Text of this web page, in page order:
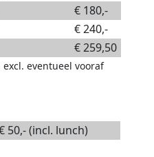
€ 180,-
€ 240,-
€ 259,50
excl. eventueel vooraf
50,- (incl. lunch)